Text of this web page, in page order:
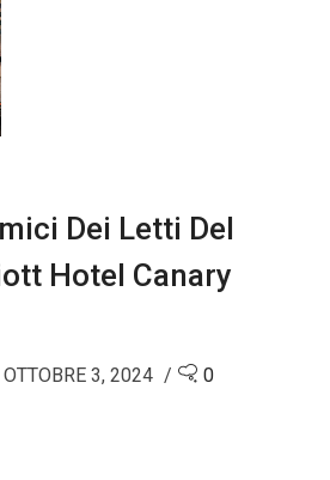
Dei Letti Del
Hotel Canary
OTTOBRE 3, 2024 0